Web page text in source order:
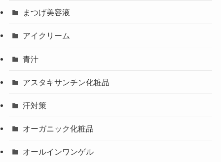
まつげ美容液
アイクリーム
青汁
アスタキサンチン化粧品
汗対策
オーガニック化粧品
オールインワンゲル